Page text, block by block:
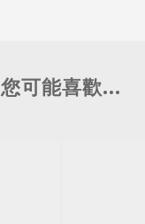
您可能喜歡...